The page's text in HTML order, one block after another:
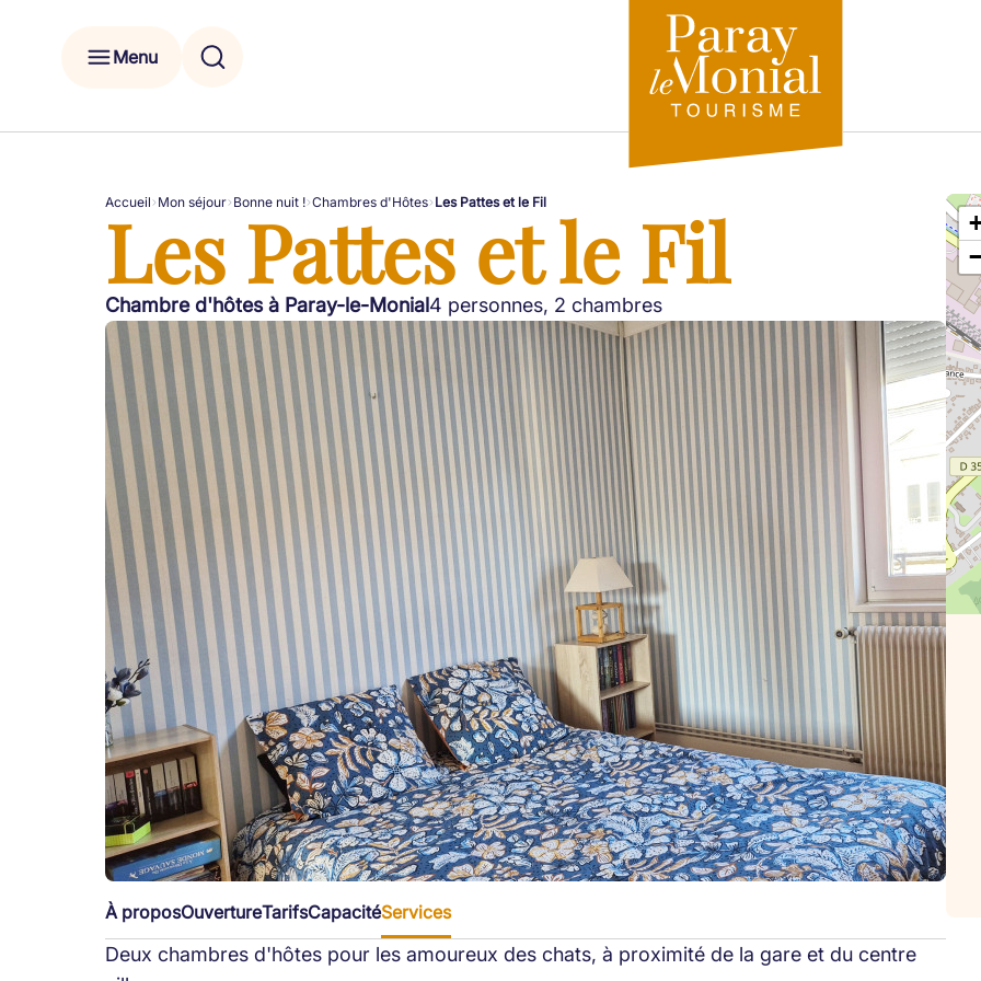
Menu
Accueil Mon séjour Bonne nuit ! Chambres d'Hôtes Les Pattes et le Fil
Les Pattes et le Fil
Chambre d'hôtes à Paray-le-Monial4 personnes, 2 chambres
À proposOuvertureTarifsCapacitéServices
Deux chambres d'hôtes pour les amoureux des chats, à proximité de la gare et du centre